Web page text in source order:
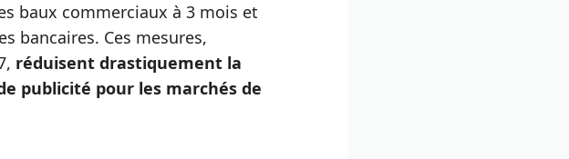
baux commerciaux à 3 mois et
bancaires. Ces mesures,
réduisent drastiquement la
publicité pour les marchés de